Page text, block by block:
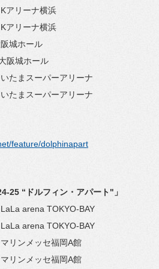
アリーナ横浜
アリーナ横浜
城ホール
阪城ホール
たまスーパーアリーナ
たまスーパーアリーナ
feature/dolphinapart
25 “ ドルフィン・アパート" 」
arena TOKYO-BAY
arena TOKYO-BAY
リンメッセ福岡A館
リンメッセ福岡A館